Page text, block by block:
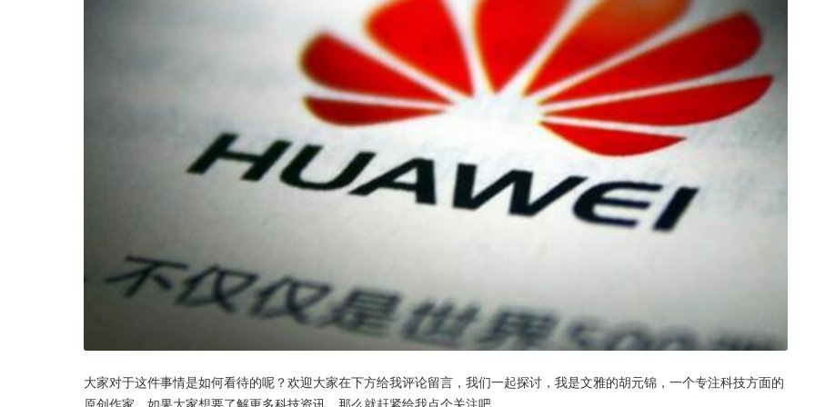
大家对于这件事情是如何看待的呢？欢迎大家在下方给我评论留言，我们一起探讨，我是文雅的胡元锦，一个专注科技方面的
原创作家，如果大家想要了解更多科技资讯，那么就赶紧给我点个关注吧。